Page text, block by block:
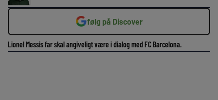
følg på Discover
Lionel Messis far skal angiveligt være i dialog med FC Barcelona.